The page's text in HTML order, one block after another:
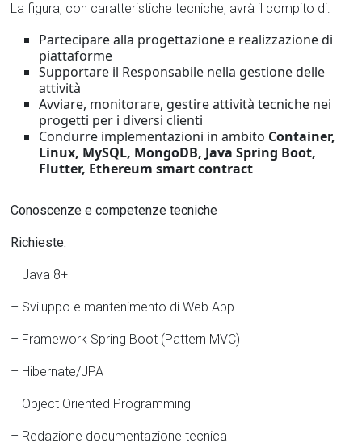
La figura, con caratteristiche tecniche, avrà il compito di:
Partecipare alla progettazione e realizzazione di
piattaforme
Supportare il Responsabile nella gestione delle
attività
Avviare, monitorare, gestire attività tecniche nei
progetti per i diversi clienti
Condurre implementazioni in ambito Container,
Linux, MySQL, MongoDB, Java Spring Boot,
Flutter, Ethereum smart contract
Conoscenze e competenze tecniche
Richieste:
– Java 8+
– Sviluppo e mantenimento di Web App
– Framework Spring Boot (Pattern MVC)
– Hibernate/JPA
– Object Oriented Programming
– Redazione documentazione tecnica